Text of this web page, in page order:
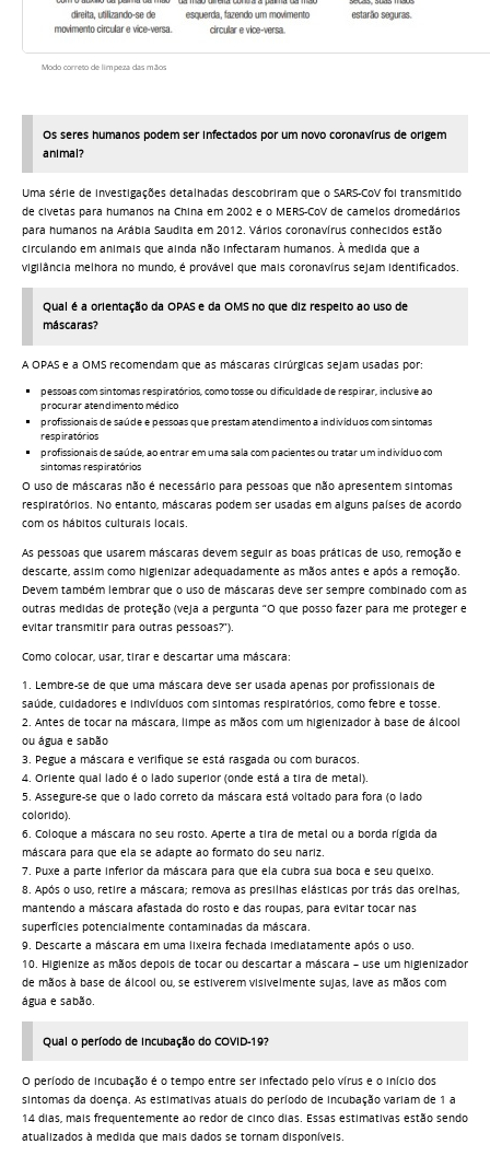
Modo correto de limpeza das mãos
Os seres humanos podem ser infectados por um novo coronavírus de origem
animal?
Uma série de investigações detalhadas descobriram que o SARS-CoV foi transmitido
de civetas para humanos na China em 2002 e o MERS-CoV de camelos dromedários
para humanos na Arábia Saudita em 2012. Vários coronavírus conhecidos estão
circulando em animais que ainda não infectaram humanos. À medida que a
vigilância melhora no mundo, é provável que mais coronavírus sejam identificados.
Qual é a orientação da OPAS e da OMS no que diz respeito ao uso de
máscaras?
A OPAS e a OMS recomendam que as máscaras cirúrgicas sejam usadas por:
pessoas com sintomas respiratórios, como tosse ou dificuldade de respirar, inclusive ao
procurar atendimento médico
profissionais de saúde e pessoas que prestam atendimento a indivíduos com sintomas
respiratórios
profissionais de saúde, ao entrar em uma sala com pacientes ou tratar um indivíduo com
sintomas respiratórios
O uso de máscaras não é necessário para pessoas que não apresentem sintomas
respiratórios. No entanto, máscaras podem ser usadas em alguns países de acordo
com os hábitos culturais locais.
As pessoas que usarem máscaras devem seguir as boas práticas de uso, remoção e
descarte, assim como higienizar adequadamente as mãos antes e após a remoção.
Devem também lembrar que o uso de máscaras deve ser sempre combinado com as
outras medidas de proteção (veja a pergunta “O que posso fazer para me proteger e
evitar transmitir para outras pessoas?”).
Como colocar, usar, tirar e descartar uma máscara:
1. Lembre-se de que uma máscara deve ser usada apenas por profissionais de
saúde, cuidadores e indivíduos com sintomas respiratórios, como febre e tosse.
2. Antes de tocar na máscara, limpe as mãos com um higienizador à base de álcool
ou água e sabão
3. Pegue a máscara e verifique se está rasgada ou com buracos.
4. Oriente qual lado é o lado superior (onde está a tira de metal).
5. Assegure-se que o lado correto da máscara está voltado para fora (o lado
colorido).
6. Coloque a máscara no seu rosto. Aperte a tira de metal ou a borda rígida da
máscara para que ela se adapte ao formato do seu nariz.
7. Puxe a parte inferior da máscara para que ela cubra sua boca e seu queixo.
8. Após o uso, retire a máscara; remova as presilhas elásticas por trás das orelhas,
mantendo a máscara afastada do rosto e das roupas, para evitar tocar nas
superfícies potencialmente contaminadas da máscara.
9. Descarte a máscara em uma lixeira fechada imediatamente após o uso.
10. Higienize as mãos depois de tocar ou descartar a máscara – use um higienizador
de mãos à base de álcool ou, se estiverem visivelmente sujas, lave as mãos com
água e sabão.
Qual o período de incubação do COVID-19?
O período de incubação é o tempo entre ser infectado pelo vírus e o início dos
sintomas da doença. As estimativas atuais do período de incubação variam de 1 a
14 dias, mais frequentemente ao redor de cinco dias. Essas estimativas estão sendo
atualizados à medida que mais dados se tornam disponíveis.